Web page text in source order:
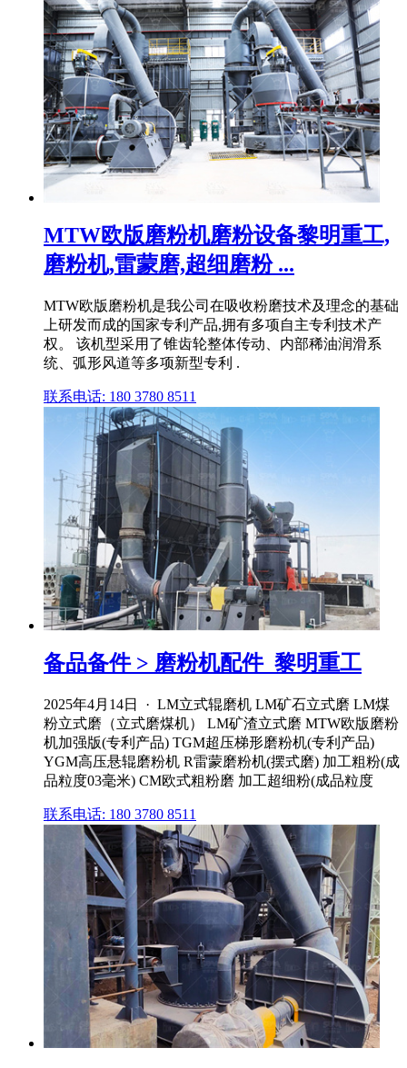
MTW欧版磨粉机磨粉设备黎明重工,
磨粉机,雷蒙磨,超细磨粉 ...
MTW欧版磨粉机是我公司在吸收粉磨技术及理念的基础
上研发而成的国家专利产品,拥有多项自主专利技术产
权。 该机型采用了锥齿轮整体传动、内部稀油润滑系
统、弧形风道等多项新型专利 .
联系电话: 180 3780 8511
备品备件 > 磨粉机配件_黎明重工
2025年4月14日 · LM立式辊磨机 LM矿石立式磨 LM煤
粉立式磨（立式磨煤机） LM矿渣立式磨 MTW欧版磨粉
机加强版(专利产品) TGM超压梯形磨粉机(专利产品)
YGM高压悬辊磨粉机 R雷蒙磨粉机(摆式磨) 加工粗粉(成
品粒度03毫米) CM欧式粗粉磨 加工超细粉(成品粒度
联系电话: 180 3780 8511